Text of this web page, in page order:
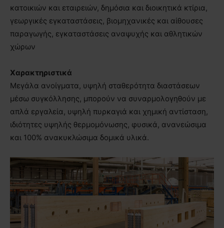
κατοικιών και εταιρειών, δημόσια και διοικητικά κτίρια,
γεωργικές εγκαταστάσεις, βιομηχανικές και αίθουσες
παραγωγής, εγκαταστάσεις αναψυχής και αθλητικών
χώρων
Χαρακτηριστικά
Μεγάλα ανοίγματα, υψηλή σταθερότητα διαστάσεων
μέσω συγκόλλησης, μπορούν να συναρμολογηθούν με
απλά εργαλεία, υψηλή πυρκαγιά και χημική αντίσταση,
ιδιότητες υψηλής θερμομόνωσης, φυσικά, ανανεώσιμα
και 100% ανακυκλώσιμα δομικά υλικά.